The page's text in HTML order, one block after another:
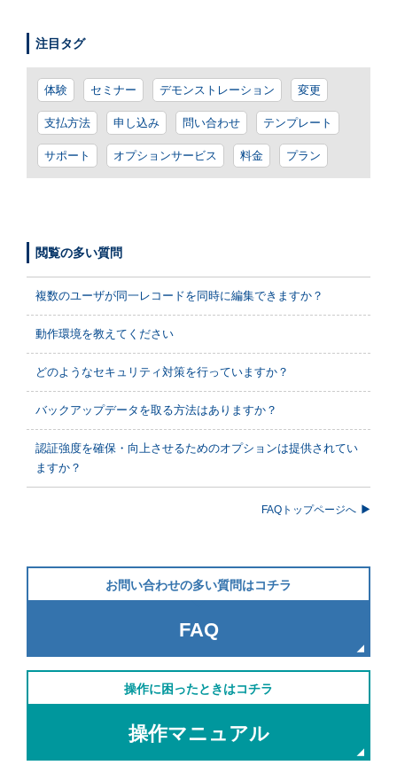
注目タグ
体験 セミナー デモンストレーション 変更
支払方法 申し込み 問い合わせ テンプレート
サポート オプションサービス 料金 プラン
閲覧の多い質問
複数のユーザが同一レコードを同時に編集できますか？
動作環境を教えてください
どのようなセキュリティ対策を行っていますか？
バックアップデータを取る方法はありますか？
認証強度を確保・向上させるためのオプションは提供されてい
ますか？
FAQトップページへ
お問い合わせの多い質問はコチラ
FAQ
操作に困ったときはコチラ
操作マニュアル